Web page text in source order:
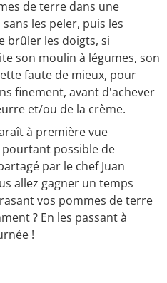
de terre dans une
les peler, puis les
brûler les doigts, si
son moulin à légumes, son
faute de mieux, pour
finement, avant d'achever
et/ou de la crème.
à première vue
possible de
par le chef Juan
allez gagner un temps
vos pommes de terre
? En les passant à
!